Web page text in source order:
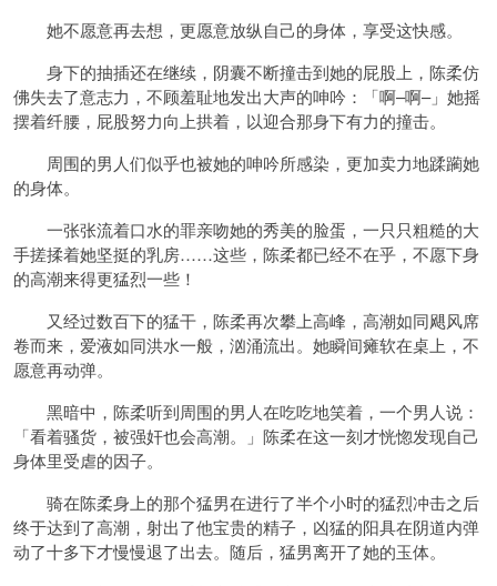
她不愿意再去想，更愿意放纵自己的身体，享受这快感。
身下的抽插还在继续，阴囊不断撞击到她的屁股上，陈柔仿
佛失去了意志力，不顾羞耻地发出大声的呻吟：「啊–啊–」她摇
摆着纤腰，屁股努力向上拱着，以迎合那身下有力的撞击。
周围的男人们似乎也被她的呻吟所感染，更加卖力地蹂躏她
的身体。
一张张流着口水的罪亲吻她的秀美的脸蛋，一只只粗糙的大
手搓揉着她坚挺的乳房……这些，陈柔都已经不在乎，不愿下身
的高潮来得更猛烈一些！
又经过数百下的猛干，陈柔再次攀上高峰，高潮如同飓风席
卷而来，爱液如同洪水一般，汹涌流出。她瞬间瘫软在桌上，不
愿意再动弹。
黑暗中，陈柔听到周围的男人在吃吃地笑着，一个男人说：
「看着骚货，被强奸也会高潮。」陈柔在这一刻才恍惚发现自己
身体里受虐的因子。
骑在陈柔身上的那个猛男在进行了半个小时的猛烈冲击之后
终于达到了高潮，射出了他宝贵的精子，凶猛的阳具在阴道内弹
动了十多下才慢慢退了出去。随后，猛男离开了她的玉体。